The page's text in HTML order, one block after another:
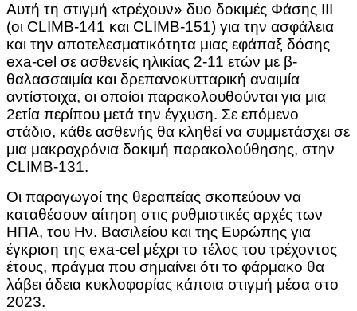
Αυτή τη στιγμή «τρέχουν» δυο δοκιμές Φάσης ΙΙΙ
(οι CLIMB-141 και CLIMB-151) για την ασφάλεια
και την αποτελεσματικότητα μιας εφάπαξ δόσης
exa-cel σε ασθενείς ηλικίας 2-11 ετών με β-
θαλασσαιμία και δρεπανοκυτταρική αναιμία
αντίστοιχα, οι οποίοι παρακολουθούνται για μια
2ετία περίπου μετά την έγχυση. Σε επόμενο
στάδιο, κάθε ασθενής θα κληθεί να συμμετάσχει σε
μια μακροχρόνια δοκιμή παρακολούθησης, στην
CLIMB-131.
Οι παραγωγοί της θεραπείας σκοπεύουν να
καταθέσουν αίτηση στις ρυθμιστικές αρχές των
ΗΠΑ, του Ην. Βασιλείου και της Ευρώπης για
έγκριση της exa-cel μέχρι το τέλος του τρέχοντος
έτους, πράγμα που σημαίνει ότι το φάρμακο θα
λάβει άδεια κυκλοφορίας κάποια στιγμή μέσα στο
2023.